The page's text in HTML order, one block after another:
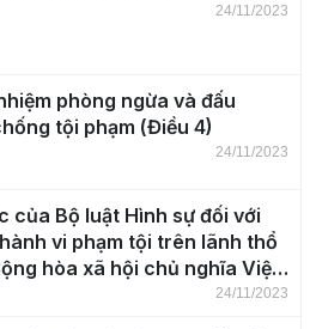
24/11/2023
phòng ngừa và đấu
tội phạm (Điều 4)
24/11/2023
của Bộ luật Hình sự đối với
vi phạm tội trên lãnh thổ
hòa xã hội chủ nghĩa Việt
24/11/2023